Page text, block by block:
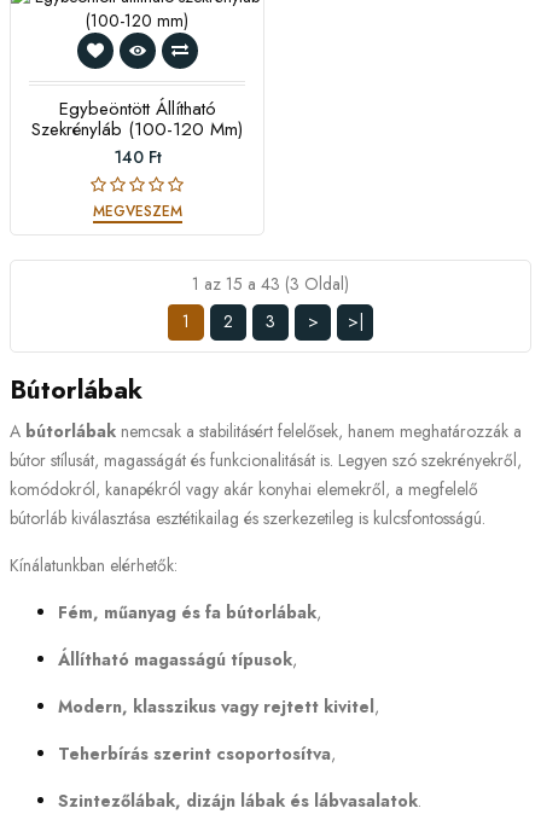
Egybeöntött Állítható
Szekrényláb (100-120 Mm)
140 Ft
MEGVESZEM
1 az 15 a 43 (3 Oldal)
1
2 3 > >|
Bútorlábak
A bútorlábak nemcsak a stabilitásért felelősek, hanem meghatározzák a
bútor stílusát, magasságát és funkcionalitását is. Legyen szó szekrényekről,
komódokról, kanapékról vagy akár konyhai elemekről, a megfelelő
bútorláb kiválasztása esztétikailag és szerkezetileg is kulcsfontosságú.
Kínálatunkban elérhetők:
Fém, műanyag és fa bútorlábak,
Állítható magasságú típusok,
Modern, klasszikus vagy rejtett kivitel,
Teherbírás szerint csoportosítva,
Szintezőlábak, dizájn lábak és lábvasalatok.